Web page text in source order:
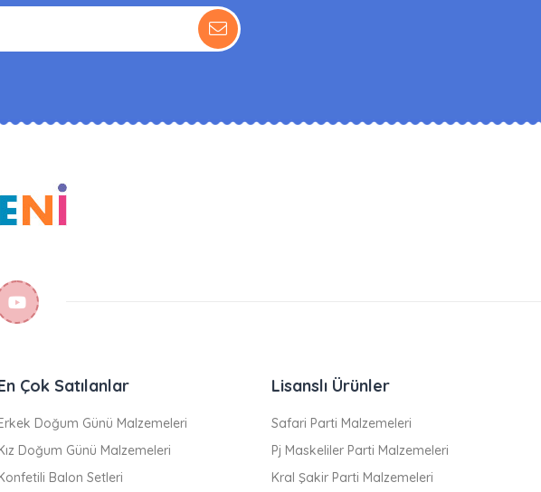
Çok Satılanlar
Doğum Günü Malzemeleri
Doğum Günü Malzemeleri
Balon Setleri
Lisanslı Ürünler
Safari Parti Malzemeleri
Pj Maskeliler Parti Malzemeleri
Kral Şakir Parti Malzemeleri